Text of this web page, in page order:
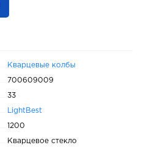
Кварцевые колбы
700609009
33
LightBest
1200
Кварцевое стекло